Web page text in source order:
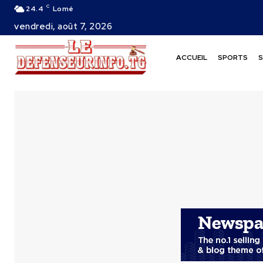
24.4 C Lomé
vendredi, août 7, 2026
ACCUEIL SPORTS